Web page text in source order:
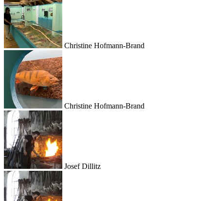
Christine Hofmann-Brand
Christine Hofmann-Brand
Josef Dillitz